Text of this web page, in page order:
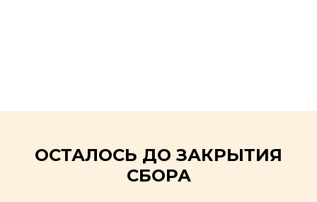
ОСТАЛОСЬ ДО ЗАКРЫТИЯ
СБОРА